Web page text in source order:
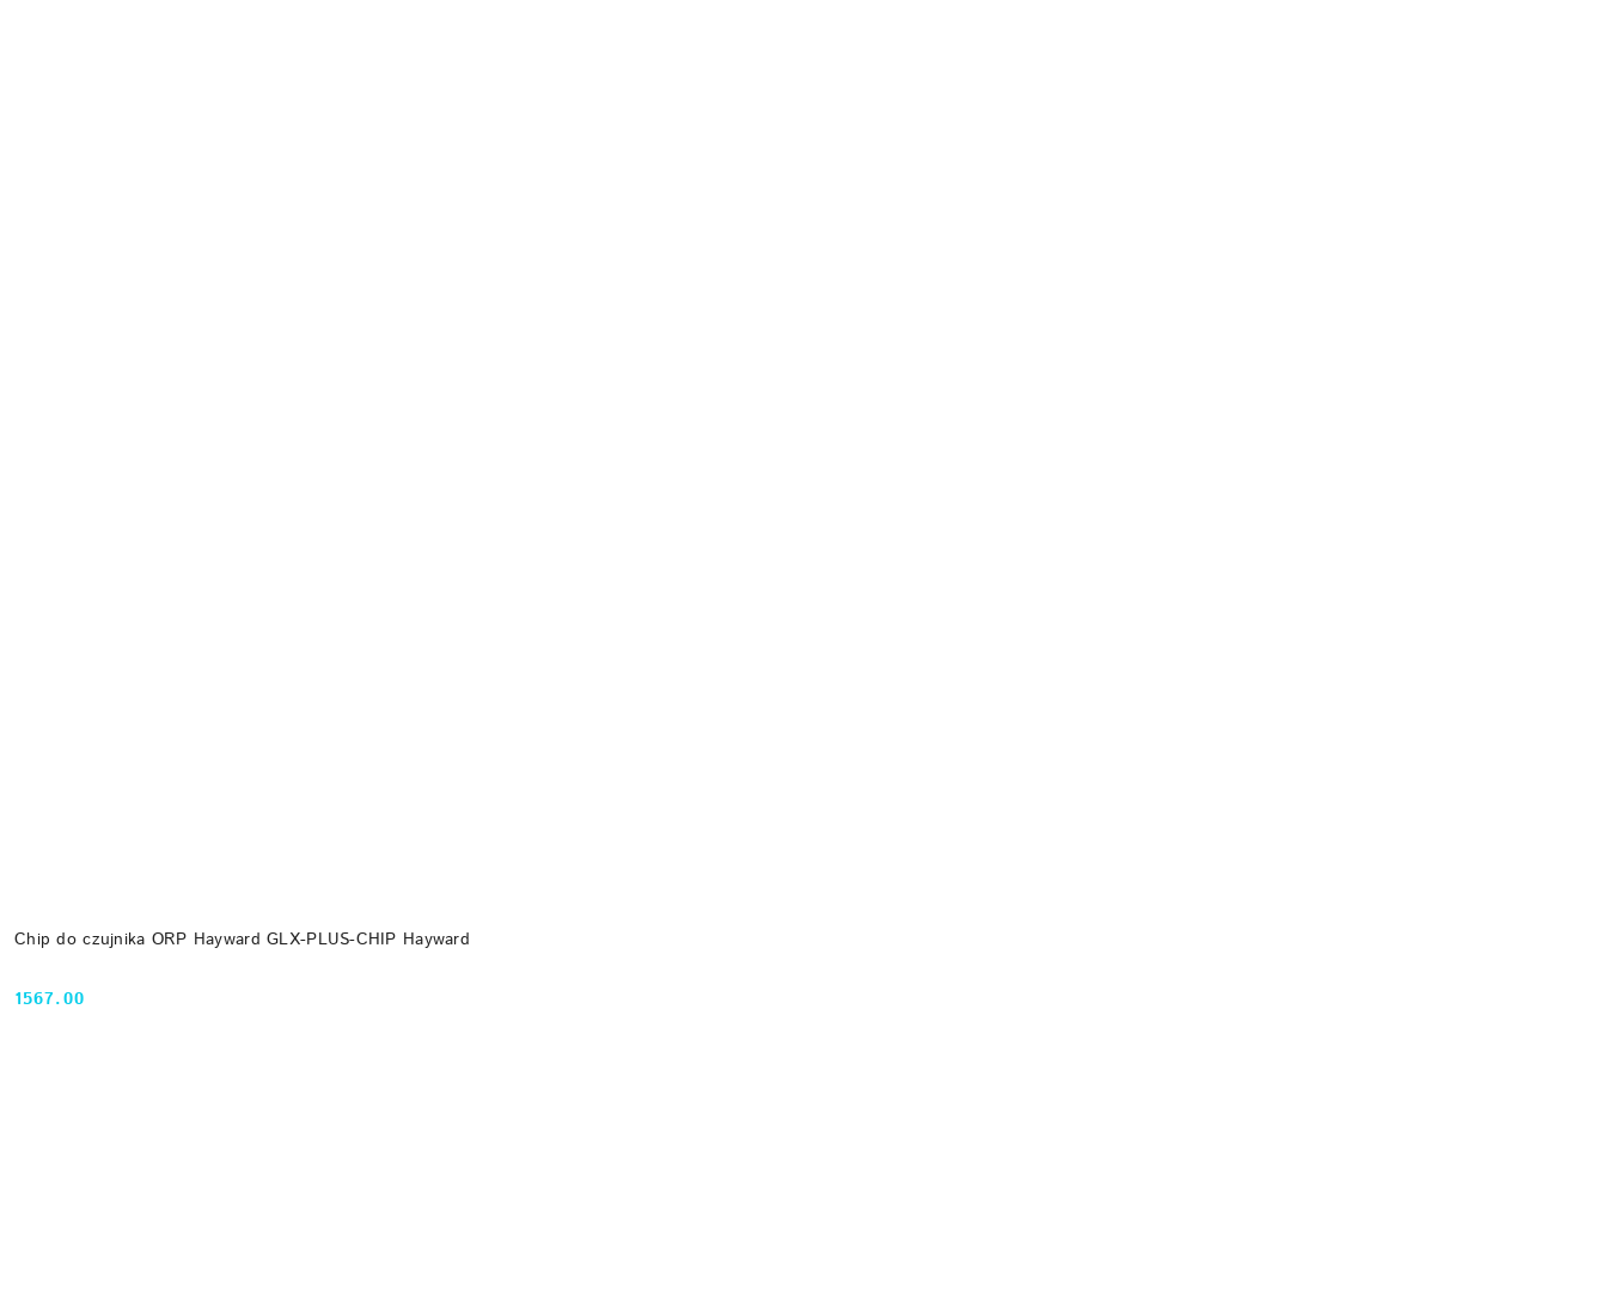
Chip do czujnika ORP Hayward GLX-PLUS-CHIP Hayward
Cena:
1567.00